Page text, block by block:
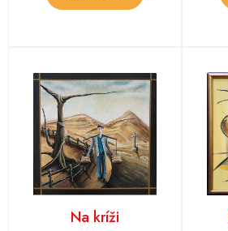
Na kríži